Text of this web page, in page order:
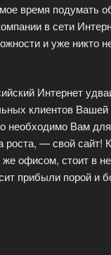
время подумать
в сети
и уже никто
Интернет
клиентов Вашей
необходимо Вам
роста, — свой сайт!
офисом, стоит в
прибыли порой и